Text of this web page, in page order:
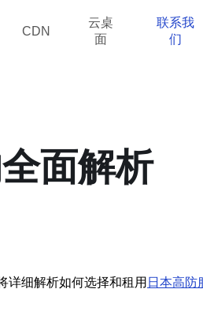
CDN
云桌
面
联系我
们
面解析
详细解析如何选择和租用 日本高防